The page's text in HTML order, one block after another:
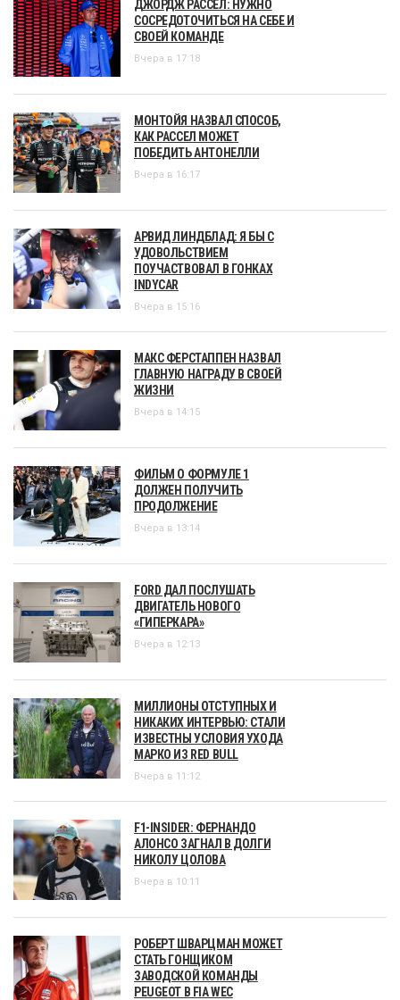
ДЖОРДЖ РАССЕЛ: НУЖНО
СОСРЕДОТОЧИТЬСЯ НА СЕБЕ И
СВОЕЙ КОМАНДЕ
Вчера в 17:18
МОНТОЙЯ НАЗВАЛ СПОСОБ,
КАК РАССЕЛ МОЖЕТ
ПОБЕДИТЬ АНТОНЕЛЛИ
Вчера в 16:17
АРВИД ЛИНДБЛАД: Я БЫ С
УДОВОЛЬСТВИЕМ
ПОУЧАСТВОВАЛ В ГОНКАХ
INDYCAR
Вчера в 15:16
МАКС ФЕРСТАППЕН НАЗВАЛ
ГЛАВНУЮ НАГРАДУ В СВОЕЙ
ЖИЗНИ
Вчера в 14:15
ФИЛЬМ О ФОРМУЛЕ 1
ДОЛЖЕН ПОЛУЧИТЬ
ПРОДОЛЖЕНИЕ
Вчера в 13:14
FORD ДАЛ ПОСЛУШАТЬ
ДВИГАТЕЛЬ НОВОГО
«ГИПЕРКАРА»
Вчера в 12:13
МИЛЛИОНЫ ОТСТУПНЫХ И
НИКАКИХ ИНТЕРВЬЮ: СТАЛИ
ИЗВЕСТНЫ УСЛОВИЯ УХОДА
МАРКО ИЗ RED BULL
Вчера в 11:12
F1-INSIDER: ФЕРНАНДО
АЛОНСО ЗАГНАЛ В ДОЛГИ
НИКОЛУ ЦОЛОВА
Вчера в 10:11
РОБЕРТ ШВАРЦМАН МОЖЕТ
СТАТЬ ГОНЩИКОМ
ЗАВОДСКОЙ КОМАНДЫ
PEUGEOT В FIA WEC